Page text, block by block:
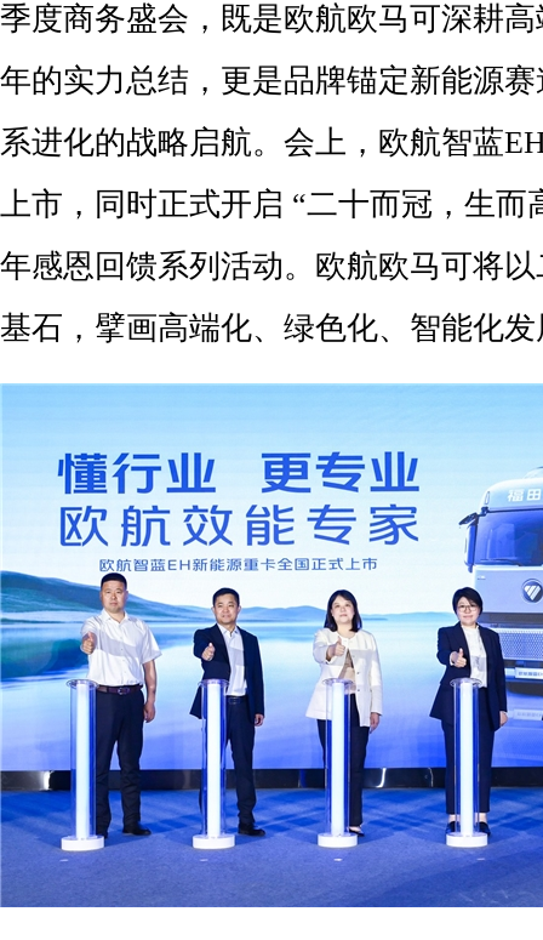
季度商务盛会，既是欧航欧马可深耕
年的实力总结，更是品牌锚定新能源
系进化的战略启航。会上，欧航智蓝
上市，同时正式开启 “二十而冠，生而
年感恩回馈系列活动。欧航欧马可将
基石，擘画高端化、绿色化、智能化